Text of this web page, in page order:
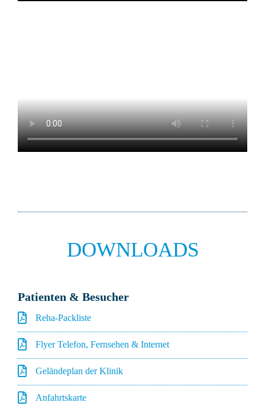
DOWNLOADS
Patienten & Besucher
Reha-Packliste
Flyer Telefon, Fernsehen & Internet
Geländeplan der Klinik
Anfahrtskarte